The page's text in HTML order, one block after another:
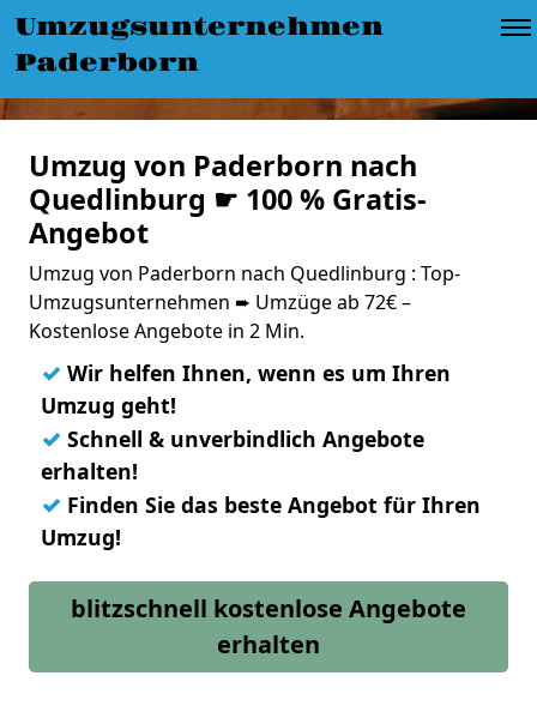
Umzugsunternehmen
Paderborn
Umzug von Paderborn nach
Quedlinburg ☛ 100 % Gratis-
Angebot
Umzug von Paderborn nach Quedlinburg : Top-
Umzugsunternehmen ➨ Umzüge ab 72€ –
Kostenlose Angebote in 2 Min.
✓ Wir helfen Ihnen, wenn es um Ihren
Umzug geht!
✓ Schnell & unverbindlich Angebote
erhalten!
✓ Finden Sie das beste Angebot für Ihren
Umzug!
blitzschnell kostenlose Angebote
erhalten